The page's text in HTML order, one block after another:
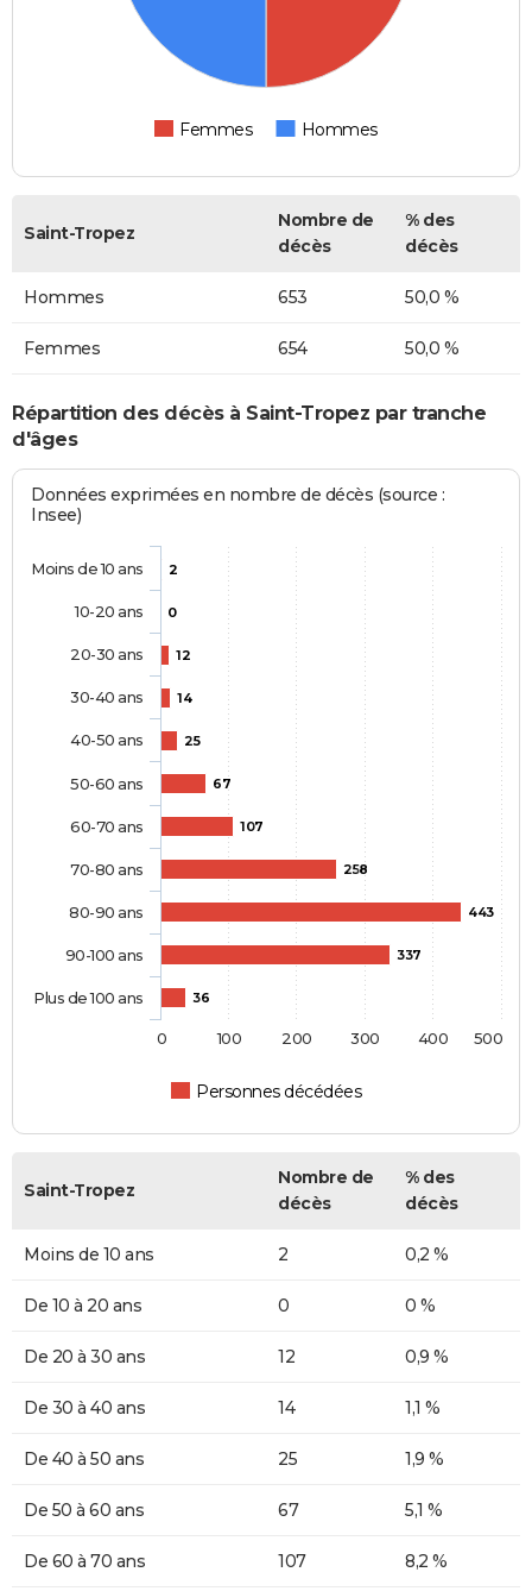
Femmes Hommes
Saint-Tropez
Nombre de
décès
% des
décès
Hommes 653 50,0 %
Femmes 654 50,0 %
Répartition des décès à Saint-Tropez par tranche
d'âges
Données exprimées en nombre de décès (source :
Insee)
2
0
12
14
25
67
107
258
443
337
36
Personnes décédées
Moins de 10 ans
10-20 ans
20-30 ans
30-40 ans
40-50 ans
50-60 ans
60-70 ans
70-80 ans
80-90 ans
90-100 ans
Plus de 100 ans
0 100 200 300 400 500
Saint-Tropez
Nombre de
décès
% des
décès
Moins de 10 ans 2 0,2 %
De 10 à 20 ans 0 0 %
De 20 à 30 ans 12 0,9 %
De 30 à 40 ans 14 1,1 %
De 40 à 50 ans 25 1,9 %
De 50 à 60 ans 67 5,1 %
De 60 à 70 ans 107 8,2 %